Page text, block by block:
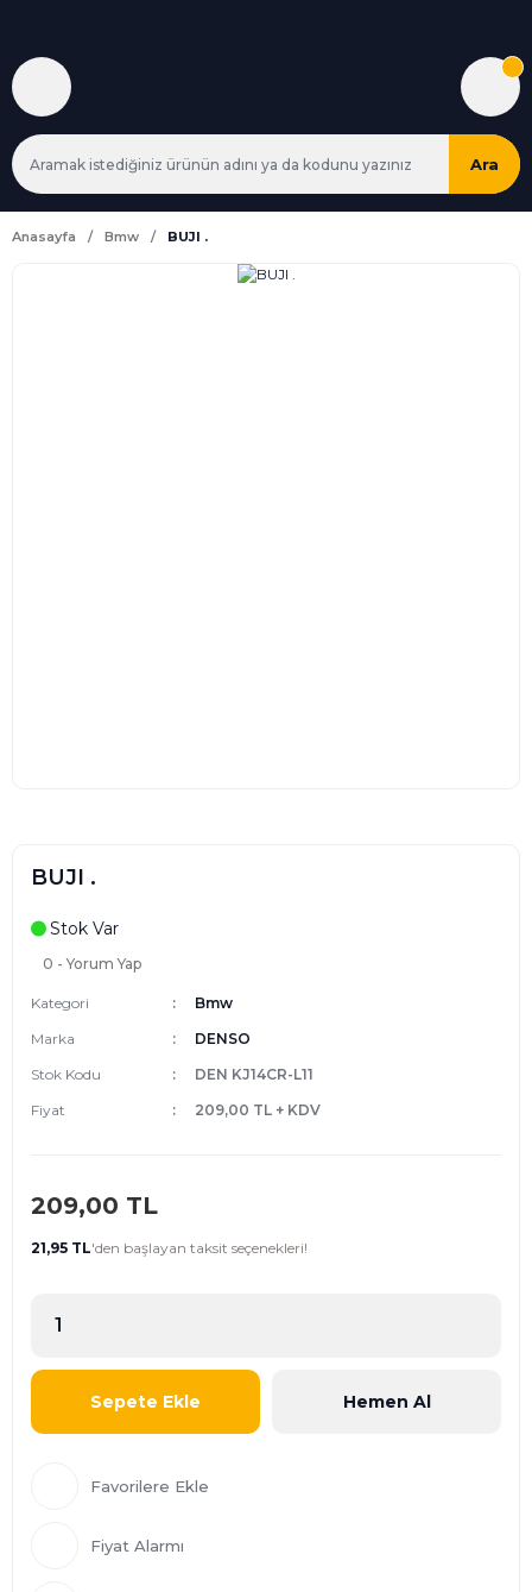
Ara
Anasayfa Bmw BUJI .
BUJI .
Stok Var
0 - Yorum Yap
Kategori
Bmw
Marka
DENSO
Stok Kodu
DEN KJ14CR-L11
Fiyat
209,00 TL + KDV
209,00 TL
21,95 TL'den başlayan taksit seçenekleri!
Sepete Ekle Hemen Al
Fiyat Alarmı